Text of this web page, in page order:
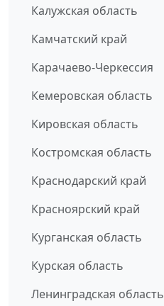
Калужская область
Камчатский край
Карачаево-Черкессия
Кемеровская область
Кировская область
Костромская область
Краснодарский край
Красноярский край
Курганская область
Курская область
Ленинградская область